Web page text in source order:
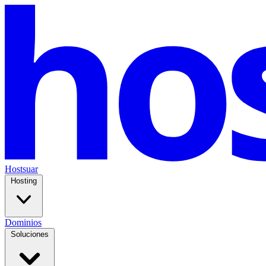
Hostsuar
Hosting
Dominios
Soluciones